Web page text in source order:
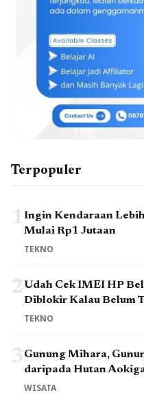
Terpopuler
1Ingin Kendaraan
Mulai Rp1 Jutaan
TEKNO
2Udah Cek IMEI HP
Diblokir Kalau Belum
TEKNO
3Gunung Mihara,
daripada Hutan
WISATA